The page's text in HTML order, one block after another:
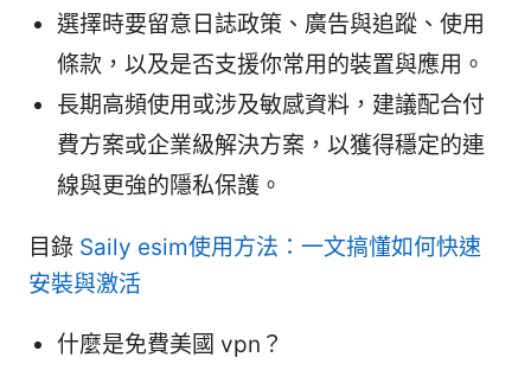
選擇時要留意日誌政策、廣告與追蹤、使用
條款，以及是否支援你常用的裝置與應用。
長期高頻使用或涉及敏感資料，建議配合付
費方案或企業級解決方案，以獲得穩定的連
線與更強的隱私保護。
目錄 Saily esim使用方法：一文搞懂如何快速
安裝與激活
什麼是免費美國 vpn？